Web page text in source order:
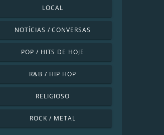
LOCAL
NOTÍCIAS / CONVERSAS
POP / HITS DE HOJE
R&B / HIP HOP
RELIGIOSO
ROCK / METAL